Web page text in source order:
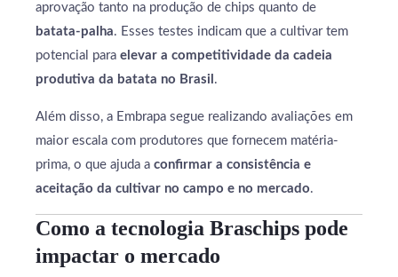
aprovação tanto na produção de chips quanto de
batata-palha. Esses testes indicam que a cultivar tem
potencial para elevar a competitividade da cadeia
produtiva da batata no Brasil .
Além disso, a Embrapa segue realizando avaliações em
maior escala com produtores que fornecem matéria-
prima, o que ajuda a confirmar a consistência e
aceitação da cultivar no campo e no mercado.
Como a tecnologia Braschips pode
impactar o mercado